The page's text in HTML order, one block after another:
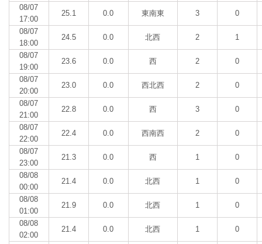
08/07
17:00
25.1 0.0 東南東 3 0
08/07
18:00
24.5 0.0 北西 2 1
08/07
19:00
23.6 0.0 西 2 0
08/07
20:00
23.0 0.0 西北西 2 0
08/07
21:00
22.8 0.0 西 3 0
08/07
22:00
22.4 0.0 西南西 2 0
08/07
23:00
21.3 0.0 西 1 0
08/08
00:00
21.4 0.0 北西 1 0
08/08
01:00
21.9 0.0 北西 1 0
08/08
02:00
21.4 0.0 北西 1 0